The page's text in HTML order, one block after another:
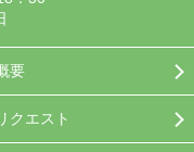
要
クエスト